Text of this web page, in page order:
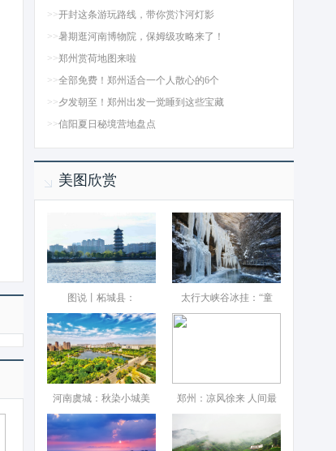
>>开封这条游玩路线，带你赏汴河灯影
>>暑期逛河南博物院，保姆级攻略来了！
>>郑州赏荷地图来啦
>>全部免费！郑州适合一个人散心的6个
>>夕发朝至！郑州出发一觉睡到这些宝藏
>>信阳夏日秘境营地盘点
美图欣赏
图说丨柘城县：‌ 太行大峡谷冰挂：“童
河南虞城：秋染小城美 郑州：凉风徐来 人间最